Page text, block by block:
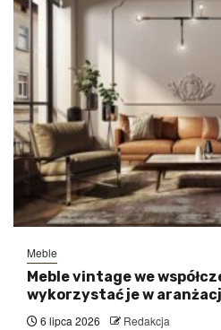
Meble
Meble vintage we
wykorzystać je w
6 lipca 2026 Redakcja